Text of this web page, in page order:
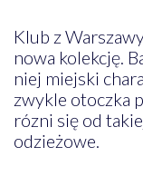
Klub z
nowa kolekcję.
niej miejski
zwykle otoczka
rózni się od
odzieżowe.